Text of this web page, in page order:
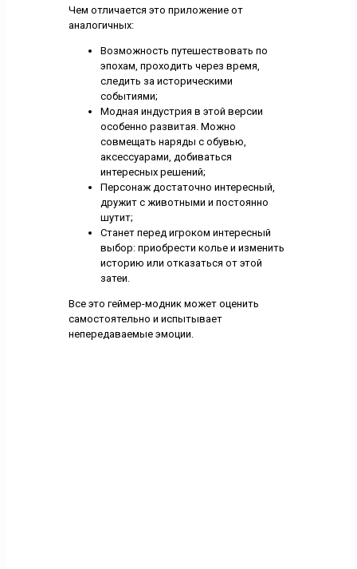
Чем отличается это приложение от
аналогичных:
Возможность путешествовать по
эпохам, проходить через время,
следить за историческими
событиями;
Модная индустрия в этой версии
особенно развитая. Можно
совмещать наряды с обувью,
аксессуарами, добиваться
интересных решений;
Персонаж достаточно интересный,
дружит с животными и постоянно
шутит;
Станет перед игроком интересный
выбор: приобрести колье и изменить
историю или отказаться от этой
затеи.
Все это геймер-модник может оценить
самостоятельно и испытывает
непередаваемые эмоции.